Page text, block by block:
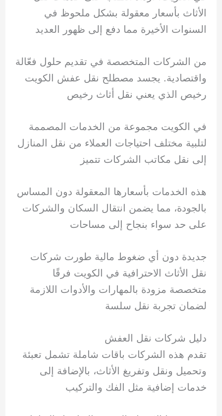
الأثاث بأسعار معقولة بشكل ملحوظ في
السنوات الأخيرة مما دفع إلى ظهور العديد
من الشركات المتخصصة في تقديم حلول فعّالة
واقتصادية. يجسد مصطلح نقل عفش الكويت
رخيص الذي يعني نقل أثاث رخيص
في الكويت مجموعة من الخدمات المصممة
لتلبية مختلف احتياجات العملاء من نقل المنازل
إلى نقل مكاتب الشركات تتميز
هذه الخدمات بأسعارها المعقولة دون المساس
بالجودة، مما يضمن انتقال السكان والشركات
على حد سواء بنجاح إلى مساحات
جديدة دون أي ضغوط مالية طورت شركات
نقل الأثاث الاحترافية في الكويت فرقًا
متخصصة مزودة بالمهارات والأدوات اللازمة
لضمان تجربة نقل سلسة
دليل شركات نقل العفش
تقدم هذه الشركات باقات شاملة تشمل تعبئة
وتحميل ونقل وتفريغ الأثاث، بالإضافة إلى
خدمات إضافية مثل الفك والتركيب